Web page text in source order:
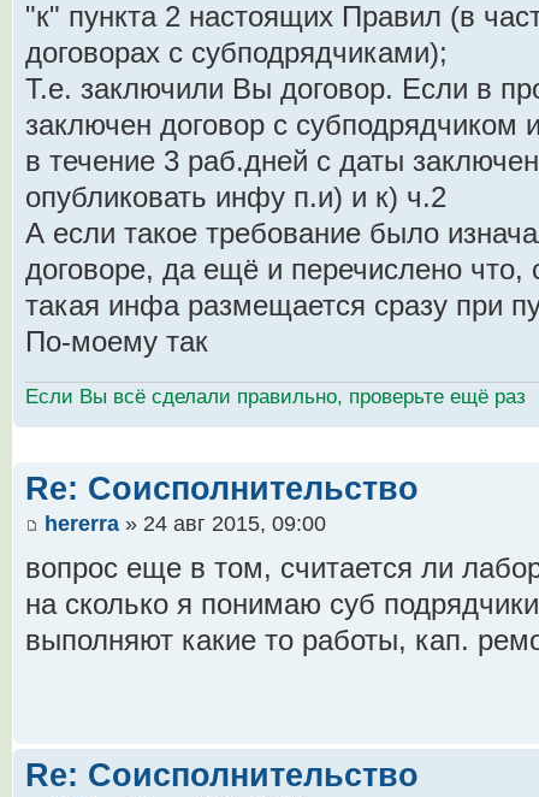
"к" пункта 2 настоящих Правил (в
договорах с субподрядчиками);
Т.е. заключили Вы договор. Если в
заключен договор с
в течение 3 раб.дней с даты
опубликовать инфу п.и) и к) ч.2
А если такое требование было
договоре, да ещё и перечислено что,
такая инфа размещается сразу при
По-моему так
Если Вы всё сделали правильно, проверьте ещё раз
Re: Соисполнительство
hererra » 24 авг 2015, 09:00
вопрос еще в том, считается ли
на сколько я понимаю суб
выполняют какие то работы, кап.
Re: Соисполнительство